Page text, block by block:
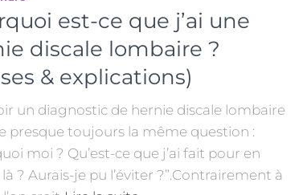
est-ce que j’ai une
discale lombaire ?
& explications)
un diagnostic de hernie discale lombaire
presque toujours la même question :
moi ? Qu’est-ce que j’ai fait pour en
? Aurais-je pu l’éviter ?”.Contrairement à